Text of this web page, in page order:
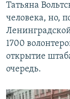
Татьяна
человека, но,
1700
открытие
очередь.